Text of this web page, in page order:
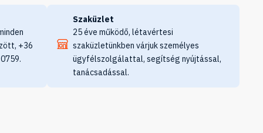
+36
Szaküzlet
25 éve működő, létavértesi
szaküzletünkben várjuk személyes
ügyfélszolgálattal, segítség nyújtással,
tanácsadással.